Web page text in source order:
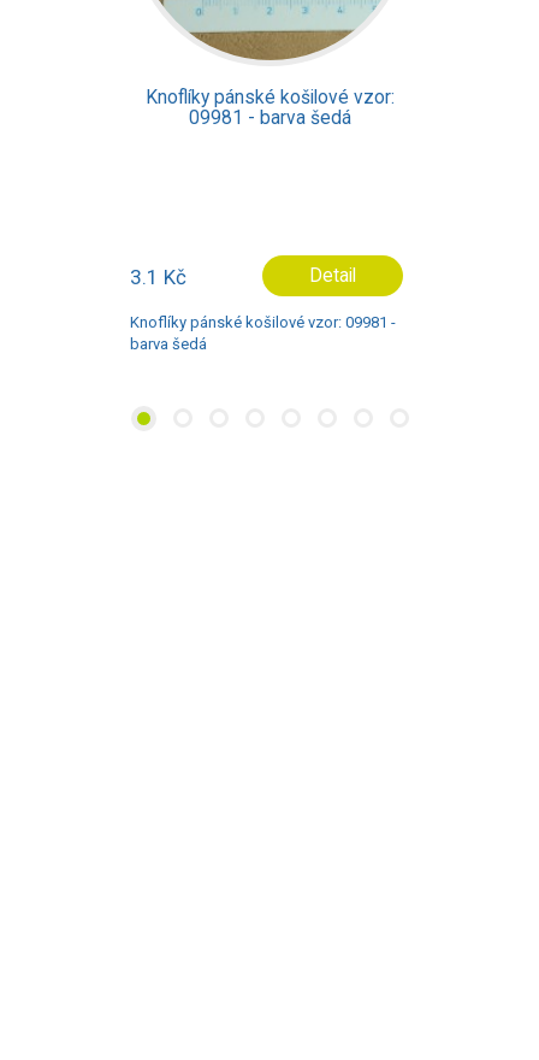
Knoflíky pánské košilové vzor:
09775 - barva modrá
0.5 Kč Detail
Knoflíky pánské košilové vzor: 09775 -
barva modrá